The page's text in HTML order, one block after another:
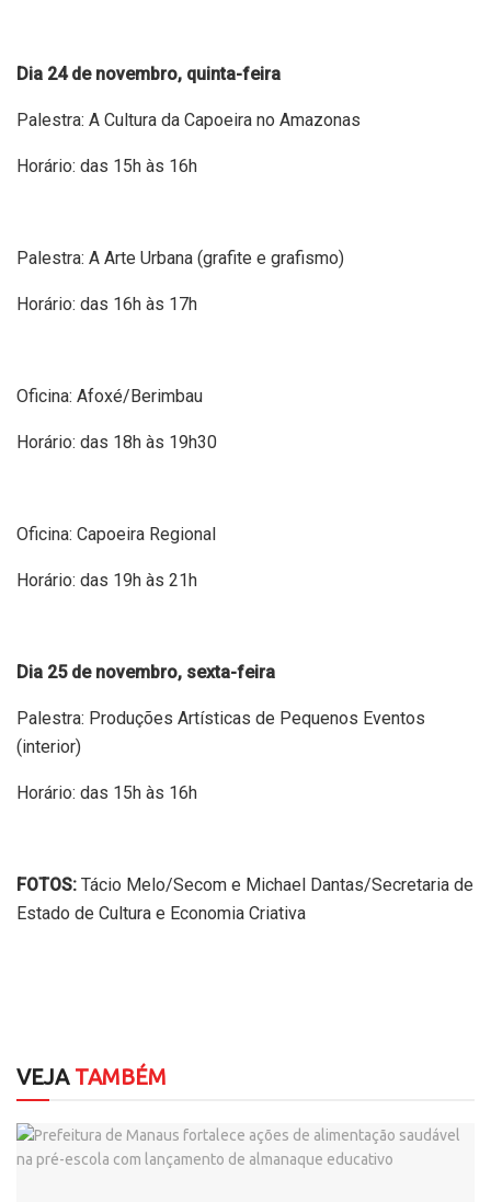
Dia 24 de novembro, quinta-feira
Palestra: A Cultura da Capoeira no Amazonas
Horário: das 15h às 16h
Palestra: A Arte Urbana (grafite e grafismo)
Horário: das 16h às 17h
Oficina: Afoxé/Berimbau
Horário: das 18h às 19h30
Oficina: Capoeira Regional
Horário: das 19h às 21h
Dia 25 de novembro, sexta-feira
Palestra: Produções Artísticas de Pequenos Eventos
(interior)
Horário: das 15h às 16h
FOTOS: Tácio Melo/Secom e Michael Dantas/Secretaria de
Estado de Cultura e Economia Criativa
VEJATAMBÉM